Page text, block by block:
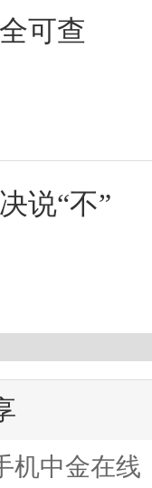
可查
说“不”
机中金在线